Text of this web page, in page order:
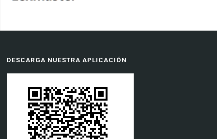
DESCARGA NUESTRA APLICACIÓN